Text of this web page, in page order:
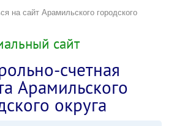
на сайт Арамильского городского
сайт
счетная
Арамильского
округа